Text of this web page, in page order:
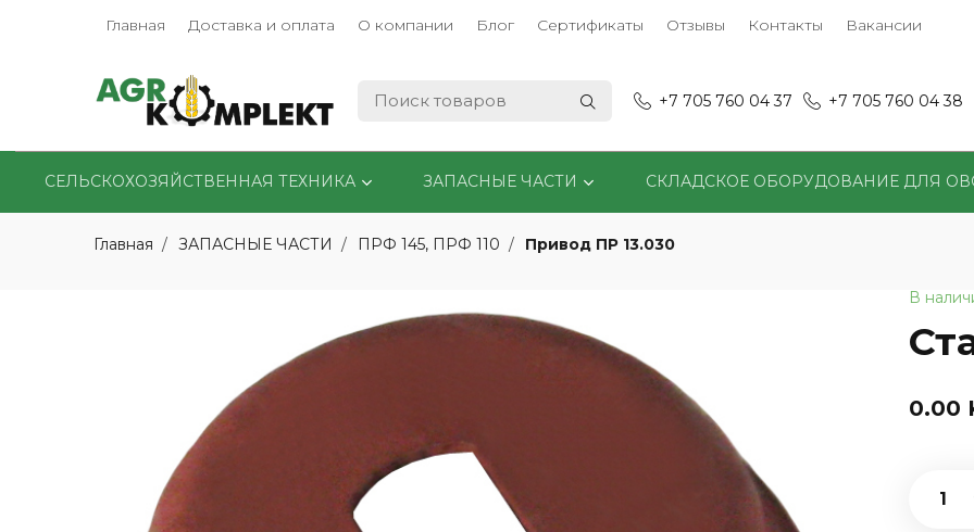
Главная Доставка и оплата О компании Блог Сертификаты Отзывы Контакты Вакансии
+7 705 760 04 37 +7 705 760 04 38
СЕЛЬСКОХОЗЯЙСТВЕННАЯ ТЕХНИКА ЗАПАСНЫЕ ЧАСТИ СКЛАДСКОЕ ОБОРУДОВАНИЕ ДЛЯ
Главная ЗАПАСНЫЕ ЧАСТИ ПРФ 145, ПРФ 110 Привод ПР 13.030
В
0.00